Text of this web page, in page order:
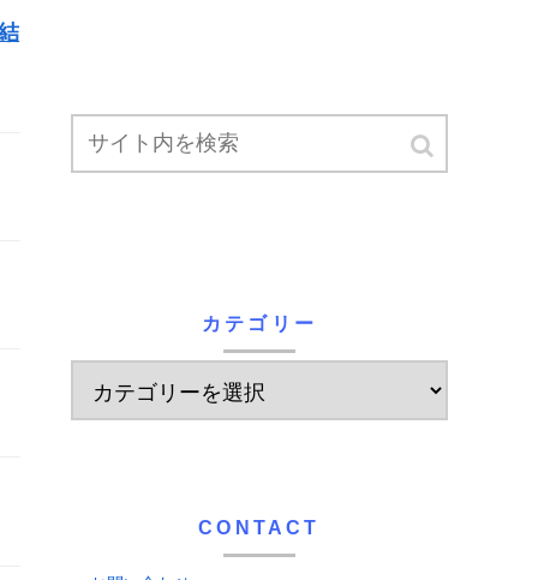
カテゴリー
CONTACT